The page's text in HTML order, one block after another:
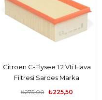
Citroen C-Elysee 1.2 Vti Hava
Filtresi Sardes Marka
9674725580
₺225,50
₺275,00